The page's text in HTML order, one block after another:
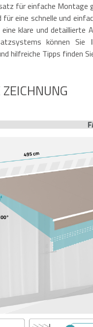
für einfache Montage
für eine schnelle und
klare und
können Sie
hilfreiche Tipps finden